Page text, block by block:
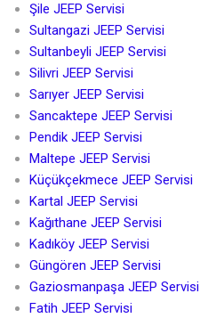
Şile JEEP Servisi
Sultangazi JEEP Servisi
Sultanbeyli JEEP Servisi
Silivri JEEP Servisi
Sarıyer JEEP Servisi
Sancaktepe JEEP Servisi
Pendik JEEP Servisi
Maltepe JEEP Servisi
Küçükçekmece JEEP Servisi
Kartal JEEP Servisi
Kağıthane JEEP Servisi
Kadıköy JEEP Servisi
Güngören JEEP Servisi
Gaziosmanpaşa JEEP Servisi
Fatih JEEP Servisi